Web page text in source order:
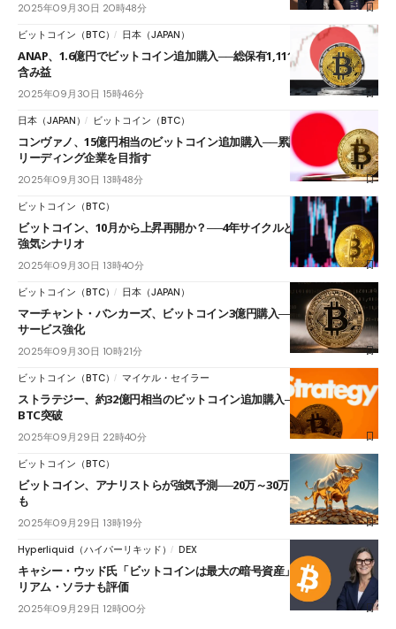
2025年09月30日 20時48分
ビットコイン（BTC） 日本（JAPAN）
ANAP、1.6億円でビットコイン追加購入──総保有1,111BTCで22億円の
含み益
2025年09月30日 15時46分
日本（JAPAN） ビットコイン（BTC）
コンヴァノ、15億円相当のビットコイン追加購入──累計購入104億円で
リーディング企業を目指す
2025年09月30日 13時48分
ビットコイン（BTC）
ビットコイン、10月から上昇再開か？──4年サイクルとチャートが示す
強気シナリオ
2025年09月30日 13時40分
ビットコイン（BTC） 日本（JAPAN）
マーチャント・バンカーズ、ビットコイン3億円購入──不動産BTC決済
サービス強化
2025年09月30日 10時21分
ビットコイン（BTC） マイケル・セイラー
ストラテジー、約32億円相当のビットコイン追加購入──総保有量64万
BTC突破
2025年09月29日 22時40分
ビットコイン（BTC）
ビットコイン、アナリストらが強気予測──20万～30万ドル到達の可能性
も
2025年09月29日 13時19分
Hyperliquid（ハイパーリキッド） DEX
キャシー・ウッド氏「ビットコインは最大の暗号資産」と断言──イーサ
リアム・ソラナも評価
2025年09月29日 12時00分